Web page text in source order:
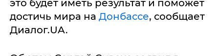
это будет иметь результат и поможет
достичь мира на Донбассе, сообщает
Диалог.UA.